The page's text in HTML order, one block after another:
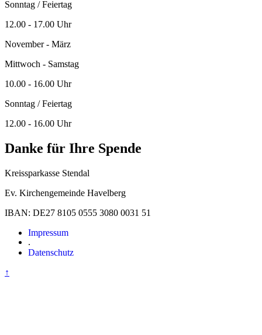
Sonntag / Feiertag
12.00 - 17.00 Uhr
November - März
Mittwoch - Samstag
10.00 - 16.00 Uhr
Sonntag / Feiertag
12.00 - 16.00 Uhr
Danke für Ihre Spende
Kreissparkasse Stendal
Ev. Kirchengemeinde Havelberg
IBAN: DE27 8105 0555 3080 0031 51
Impressum
.
Datenschutz
↑